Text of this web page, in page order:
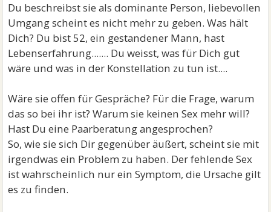
Du beschreibst sie als dominante Person, liebevollen
Umgang scheint es nicht mehr zu geben. Was hält
Dich? Du bist 52, ein gestandener Mann, hast
Lebenserfahrung....... Du weisst, was für Dich gut
wäre und was in der Konstellation zu tun ist....
Wäre sie offen für Gespräche? Für die Frage, warum
das so bei ihr ist? Warum sie keinen Sex mehr will?
Hast Du eine Paarberatung angesprochen?
So, wie sie sich Dir gegenüber äußert, scheint sie mit
irgendwas ein Problem zu haben. Der fehlende Sex
ist wahrscheinlich nur ein Symptom, die Ursache gilt
es zu finden.